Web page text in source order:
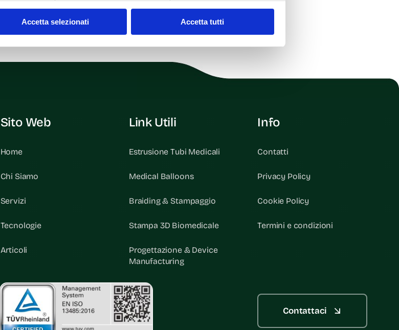
Accetta selezionati Accetta tutti
Sito Web
Home
Chi Siamo
Servizi
Tecnologie
Articoli
Link Utili
Estrusione Tubi Medicali
Medical Balloons
Braiding & Stampaggio
Stampa 3D Biomedicale
Progettazione & Device
Manufacturing
Info
Contatti
Privacy Policy
Cookie Policy
Termini e condizioni
Contattaci